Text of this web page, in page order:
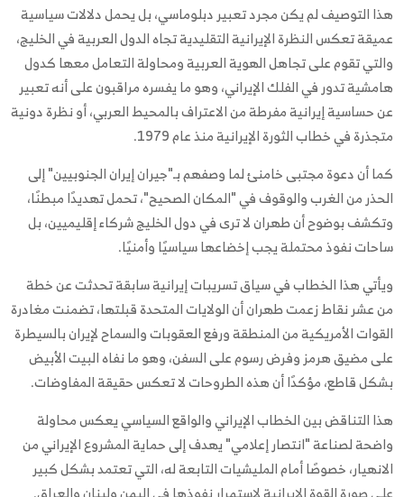
هذا التوصيف لم يكن مجرد تعبير دبلوماسي، بل يحمل دلالات سياسية
عميقة تعكس النظرة الإيرانية التقليدية تجاه الدول العربية في الخليج،
والتي تقوم على تجاهل الهوية العربية ومحاولة التعامل معها كدول
هامشية تدور في الفلك الإيراني، وهو ما يفسره مراقبون على أنه تعبير
عن حساسية إيرانية مفرطة من الاعتراف بالمحيط العربي، أو نظرة دونية
متجذرة في خطاب الثورة الإيرانية منذ عام 1979.
كما أن دعوة مجتبى خامنئ لما وصفهم بـ"جيران إيران الجنوبيين" إلى
الحذر من الغرب والوقوف في "المكان الصحيح"، تحمل تهديدًا مبطنًا،
وتكشف بوضوح أن طهران لا ترى في دول الخليج شركاء إقليميين، بل
ساحات نفوذ محتملة يجب إخضاعها سياسيًا وأمنيًا.
ويأتي هذا الخطاب في سياق تسريبات إيرانية سابقة تحدثت عن خطة
من عشر نقاط زعمت طهران أن الولايات المتحدة قبلتها، تضمنت مغادرة
القوات الأمريكية من المنطقة ورفع العقوبات والسماح لإيران بالسيطرة
على مضيق هرمز وفرض رسوم على السفن، وهو ما نفاه البيت الأبيض
بشكل قاطع، مؤكدًا أن هذه الطروحات لا تعكس حقيقة المفاوضات.
هذا التناقض بين الخطاب الإيراني والواقع السياسي يعكس محاولة
واضحة لصناعة "انتصار إعلامي" يهدف إلى حماية المشروع الإيراني من
الانهيار، خصوصًا أمام المليشيات التابعة له، التي تعتمد بشكل كبير